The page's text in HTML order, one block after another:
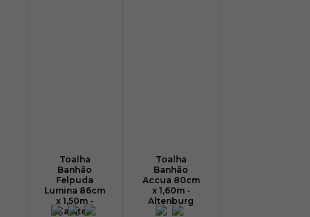
Toalha
Banhão
Felpuda
Lumina 86cm
x 1,50m -
Karsten
Toalha
Banhão
Accua 80cm
x 1,60m -
Altenburg